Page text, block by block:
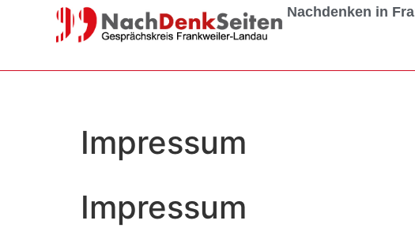
Nachdenken in
Impressum
Impressum